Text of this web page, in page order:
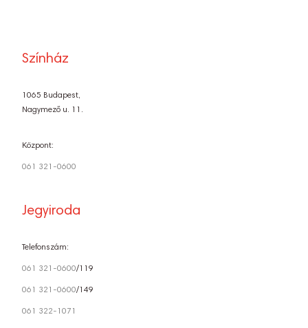
Színház
1065 Budapest,
Nagymező u. 11.
Központ:
061 321-0600
Jegyiroda
Telefonszám:
061 321-0600/119
061 321-0600/149
061 322-1071